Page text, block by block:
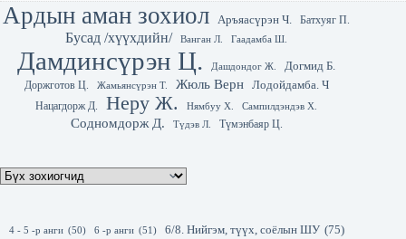
Ардын аман зохиол Аръяасүрэн Ч. Батхуяг П.
Бусад /хүүхдийн/ Ванган Л. Гаадамба Ш.
Дамдинсүрэн Ц. Дашдондог Ж.
Догмид Б.
Доржготов Ц.
Жамьянсүрэн Т. Жюль Верн Лодойдамба. Ч
Нацагдорж Д. Неру Ж. Нямбуу Х. Сампилдэндэв Х.
Содномдорж Д. Түдэв Л. Түмэнбаяр Ц.
4 - 5 -р анги (50) 6 -р анги (51) 6/8. Нийгэм, түүх, соёлын ШУ (75)